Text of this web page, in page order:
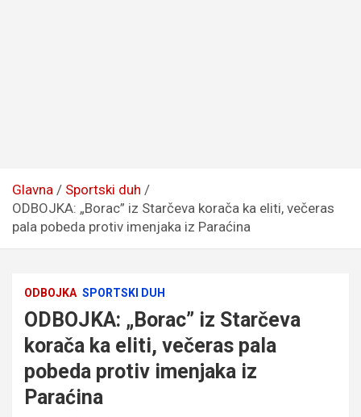
Glavna
Sportski duh
ODBOJKA: „Borac” iz Starčeva korača ka eliti, večeras
pala pobeda protiv imenjaka iz Paraćina
ODBOJKA SPORTSKI DUH
ODBOJKA: „Borac” iz Starčeva
korača ka eliti, večeras pala
pobeda protiv imenjaka iz
Paraćina